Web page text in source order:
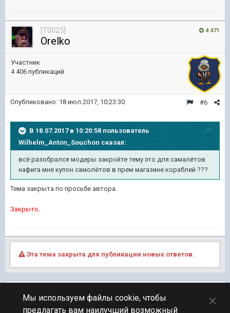
4 471
[T0025]
Orelko
Участник
4 406 публикаций
#6
Опубликовано: 18 июл 2017, 10:23:30
В 18.07.2017 в 10:20:58 пользователь
Wilhelm_Anton_Souchon сказал:
всё разобрался модеры закройте тему это для самалётов
нафига мне купон самолётов в прем магазине кораблей ???
Тема закрыта по просьбе автора.
Закрыто.
Эта тема закрыта для публикации новых ответов.
Мы используем файлы cookie, чтобы
предлагать вам наилучший возможный
×